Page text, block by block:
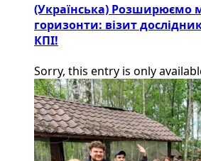
(Українська) Розширюємо
горизонти: візит
КПІ!
Sorry, this entry is only